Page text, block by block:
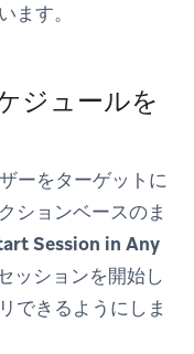
ます。
ジュールを
ーをターゲットに
ションベースのま
Session in Any
ッションを開始し
できるようにしま